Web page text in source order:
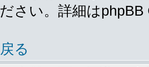
さい。詳細は
る